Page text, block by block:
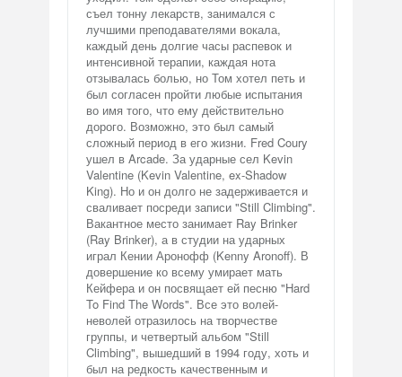
съел тонну лекарств, занимался с
лучшими преподавателями вокала,
каждый день долгие часы распевок и
интенсивной терапии, каждая нота
отзывалась болью, но Том хотел петь и
был согласен пройти любые испытания
во имя того, что ему действительно
дорого. Возможно, это был самый
сложный период в его жизни. Fred Coury
ушел в Arcade. За ударные сел Kevin
Valentine (Kevin Valentine, ex-Shadow
King). Но и он долго не задерживается и
сваливает посреди записи "Still Climbing".
Вакантное место занимает Ray Brinker
(Ray Brinker), а в студии на ударных
играл Кении Аронофф (Kenny Aronoff). В
довершение ко всему умирает мать
Кейфера и он посвящает ей песню "Hard
To Find The Words". Все это волей-
неволей отразилось на творчестве
группы, и четвертый альбом "Still
Climbing", вышедший в 1994 году, хоть и
был на редкость качественным и